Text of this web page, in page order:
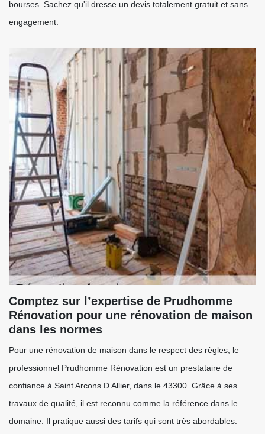
bourses. Sachez qu'il dresse un devis totalement gratuit et sans
engagement.
Comptez sur l’expertise de Prudhomme
Rénovation pour une rénovation de maison
dans les normes
Pour une rénovation de maison dans le respect des règles, le
professionnel Prudhomme Rénovation est un prestataire de
confiance à Saint Arcons D Allier, dans le 43300. Grâce à ses
travaux de qualité, il est reconnu comme la référence dans le
domaine. Il pratique aussi des tarifs qui sont très abordables.